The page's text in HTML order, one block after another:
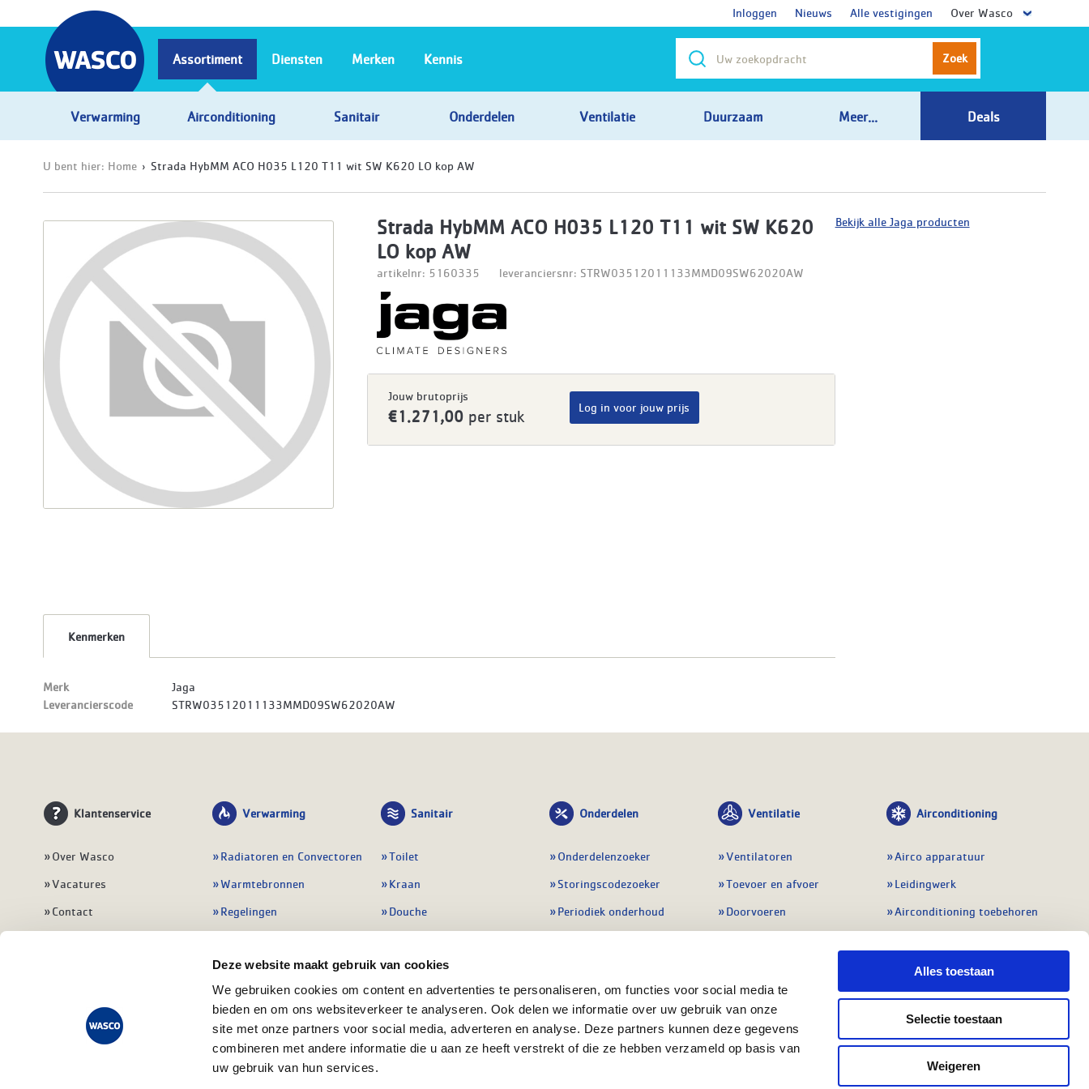
Deze website maakt gebruik van cookies
We gebruiken cookies om content en advertenties te personaliseren, om functies voor social media te
bieden en om ons websiteverkeer te analyseren. Ook delen we informatie over uw gebruik van onze
site met onze partners voor social media, adverteren en analyse. Deze partners kunnen deze gegevens
combineren met andere informatie die u aan ze heeft verstrekt of die ze hebben verzameld op basis van
uw gebruik van hun services.
Alles toestaan
Selectie toestaan
Weigeren
Inloggen Nieuws Alle vestigingen Over Wasco
Zoek
Assortiment
Verwarming Airconditioning Sanitair Onderdelen Ventilatie Duurzaam Meer... Deals
Diensten Merken Kennis
U bent hier: Home Strada HybMM ACO H035 L120 T11 wit SW K620 LO kop AW
Strada HybMM ACO H035 L120 T11 wit SW K620
LO kop AW
artikelnr: 5160335 leveranciersnr: STRW03512011133MMD09SW62020AW
Jouw brutoprijs
€1.271,00 per stuk
Log in voor jouw prijs
Kenmerken
Merk
Jaga
Leverancierscode
STRW03512011133MMD09SW62020AW
Bekijk alle Jaga producten
Klantenservice
Over Wasco
Vacatures
Contact
Veelgestelde vragen
Verwarming
Radiatoren en Convectoren
Warmtebronnen
Regelingen
Leidingwerk
Warmwatertoestellen
Alle verwarming
Sanitair
Toilet
Kraan
Douche
Badmeubel
Afvoeren
Alle sanitair
Onderdelen
Onderdelenzoeker
Storingscodezoeker
Periodiek onderhoud
Preventie & detectie
Alle onderdelen
Ventilatie
Ventilatoren
Toevoer en afvoer
Doorvoeren
Regelingen
Airconditioning
Airco apparatuur
Leidingwerk
Airconditioning toebehoren
Regelapparatuur
Alle koeling